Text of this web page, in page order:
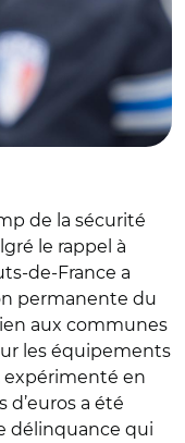
de la sécurité
le rappel à
de-France a
permanente du
aux communes
les équipements
en
d’euros a été
délinquance qui